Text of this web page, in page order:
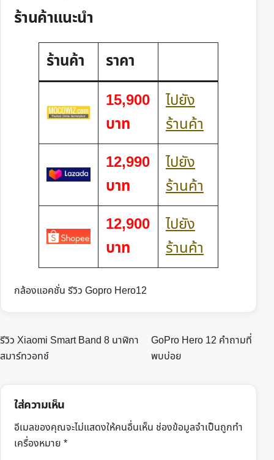
ร้านค้าแนะนำ
ร้านค้า
ราคา
15,900
บาท
ไปยัง
ร้านค้า
12,990
บาท
ไปยัง
ร้านค้า
12,900
บาท
ไปยัง
ร้านค้า
กล้องแอคชั่น รีวิว Gopro Hero12
แนะแนว
เรื่อง
รีวิว Xiaomi Smart Band 8 นาฬิกา
สมาร์ทวอทช์
GoPro Hero 12 คำถามที่
พบบ่อย
ใส่ความเห็น
อีเมลของคุณจะไม่แสดงให้คนอื่นเห็น ช่องข้อมูลจำเป็นถูกทำ
เครื่องหมาย *